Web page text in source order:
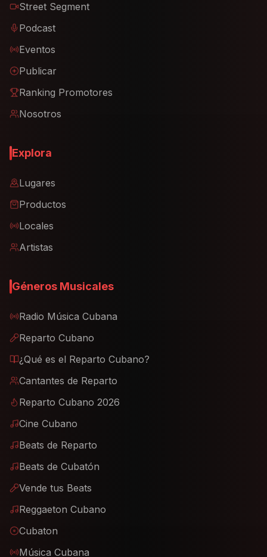
Street Segment
Podcast
Eventos
Publicar
Ranking Promotores
Nosotros
Explora
Lugares
Productos
Locales
Artistas
Géneros Musicales
Radio Música Cubana
Reparto Cubano
¿Qué es el Reparto Cubano?
Cantantes de Reparto
Reparto Cubano 2026
Cine Cubano
Beats de Reparto
Beats de Cubatón
Vende tus Beats
Reggaeton Cubano
Cubaton
Música Cubana